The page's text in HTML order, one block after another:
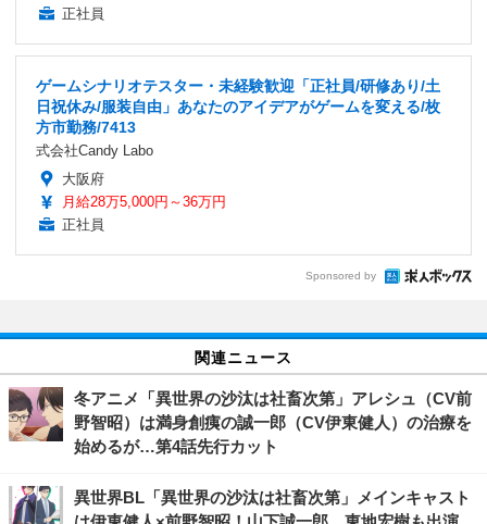
正社員
ゲームシナリオテスター・未経験歓迎「正社員/研修あり/土
日祝休み/服装自由」あなたのアイデアがゲームを変える/枚
方市勤務/7413
式会社Candy Labo
大阪府
月給28万5,000円～36万円
正社員
Sponsored by
関連ニュース
冬アニメ「異世界の沙汰は社畜次第」アレシュ（CV前
野智昭）は満身創痍の誠一郎（CV伊東健人）の治療を
始めるが…第4話先行カット
異世界BL「異世界の沙汰は社畜次第」メインキャスト